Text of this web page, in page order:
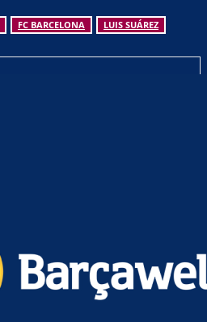
FC BARCELONA LUIS SUÁREZ